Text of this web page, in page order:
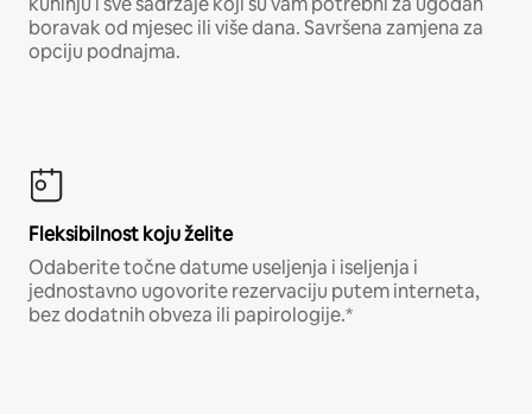
boravak od mjesec ili više dana. Savršena zamjena za
opciju podnajma.
Fleksibilnost koju želite
Odaberite točne datume useljenja i iseljenja i
jednostavno ugovorite rezervaciju putem interneta,
bez dodatnih obveza ili papirologije.*